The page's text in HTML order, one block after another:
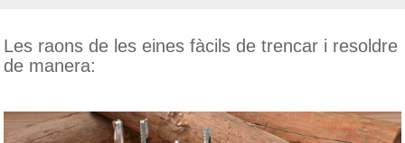
Les raons de les eines fàcils de trencar i resoldre
de manera: